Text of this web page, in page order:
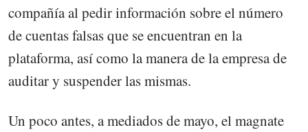
compañía al pedir información sobre el número
de cuentas falsas que se encuentran en la
plataforma, así como la manera de la empresa de
auditar y suspender las mismas.
Un poco antes, a mediados de mayo, el magnate